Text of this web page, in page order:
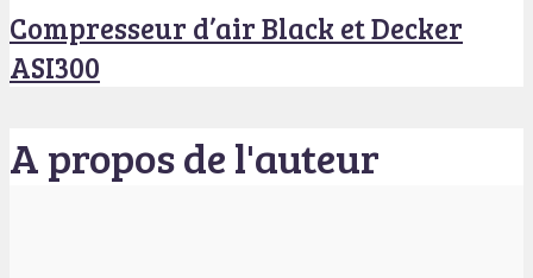
Compresseur d’air Black et Decker
ASI300
A propos de l'auteur